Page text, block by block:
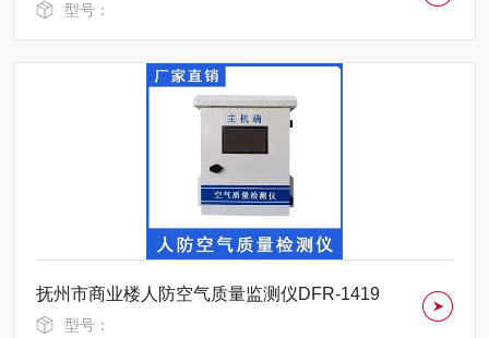
型号：
抚州市商业楼人防空气质量监测仪DFR-1419
型号：